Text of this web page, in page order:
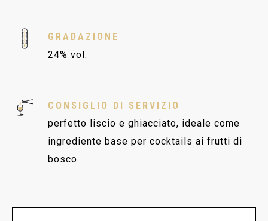
GRADAZIONE
24% vol.
CONSIGLIO DI SERVIZIO
perfetto liscio e ghiacciato, ideale come
ingrediente base per cocktails ai frutti di
bosco.